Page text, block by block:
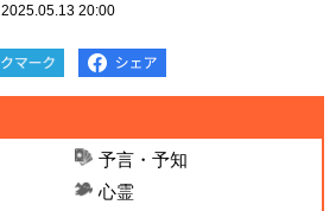
2025.05.13 20:00
予言・予知
心霊